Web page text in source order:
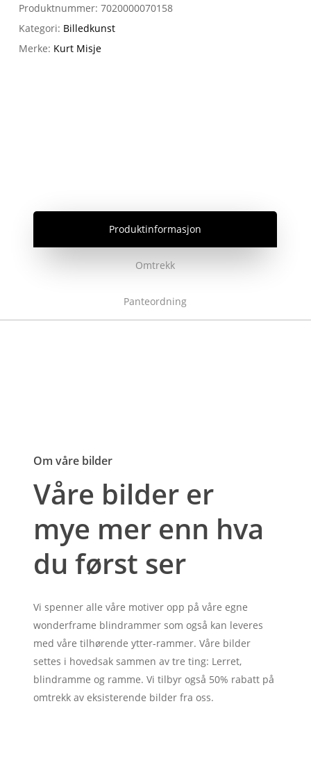
Produktnummer: 7020000070158
Kategori: Billedkunst
Merke: Kurt Misje
Produktinformasjon
Omtrekk
Panteordning
Om våre bilder
Våre bilder er
mye mer enn hva
du først ser
Vi spenner alle våre motiver opp på våre egne
wonderframe blindrammer som også kan leveres
med våre tilhørende ytter-rammer. Våre bilder
settes i hovedsak sammen av tre ting: Lerret,
blindramme og ramme. Vi tilbyr også 50% rabatt på
omtrekk av eksisterende bilder fra oss.